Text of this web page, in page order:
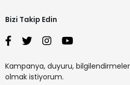
Bizi Takip Edin
Kampanya, duyuru,
olmak istiyorum.